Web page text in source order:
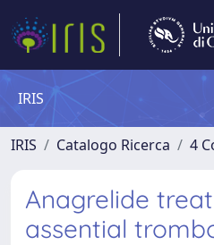
IRIS
IRIS Catalogo Ricerca 4
Anagrelide
assential